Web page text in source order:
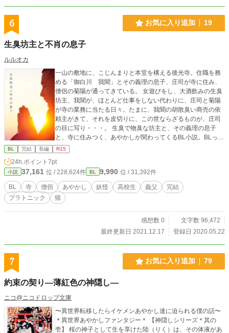
6 お気に入り追加 19
生臭坊主と不肖の息子
ルルオカ
一山の敷地に、こじんまりと本堂を構える後光寺。住職を務
める「御白川 我聞」とその義理の息子、庄司が寺に住み、
僧侶の菊陽が通ってきている。 女遊びをし、大酒飲みの生臭
坊主、我聞が、ほとんど仕事をしない代わりに、庄司と菊陽
が寺の業務に当たる日々。たまに、我聞の胡散臭い商売の依
頼主がきて、それを皮切りに、この世ならざるものが、庄司
の目に写り・・・。 生臭で物臭な坊主と、その義理の息子
と、寺に住みつく、あやかしが関わってくるBL小説。BLっぽ
くはないけど、こんこんのセクハラ発言多発や、後半に描写
がでてくるの、ご注意。R15です。 「河童がいない人の哀
れ」はべつの依頼の小話になります。
BL 完結 長編 R15
24h.ポイント 7pt
小説 37,161 位 / 228,624件 BL 9,990 位 / 31,392件
BL 寺 僧侶 あやかし 妖怪 高校生 義父
完結
プラトニック
猫
感想数 0
文字数 96,472
最終更新日 2021.12.17
登録日 2020.05.22
7 お気に入り追加 79
約束の契り―薄紅色の神隠し―
ニコ@ニコドロップ文庫
〜異世界転移したらイケメンあやかし達に迫られる僕の話〜
＊異世界あやかしファンタジー＊ 【神隠しシリーズ＊其の
壱】 桜の神子として生を享けた陸（りく）は、その体液があ